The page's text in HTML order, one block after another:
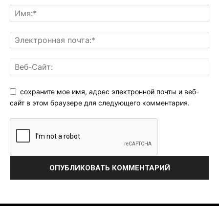
сохраните мое имя, адрес электронной почты и веб-
сайт в этом браузере для следующего комментария.